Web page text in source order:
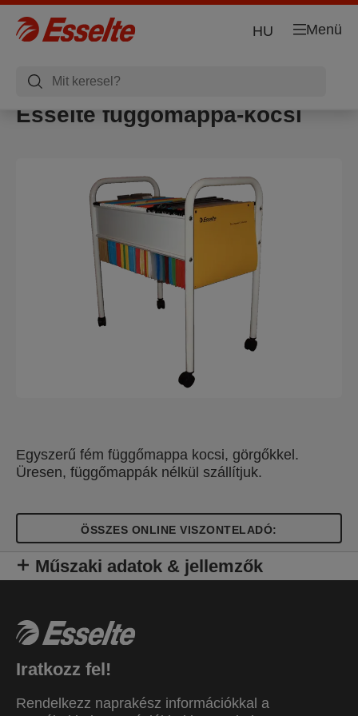
Menü
HU
Esselte függőmappa-kocsi
Egyszerű fém függőmappa kocsi, görgőkkel.
Üresen, függőmappák nélkül szállítjuk.
ÖSSZES ONLINE VISZONTELADÓ:
Műszaki adatok & jellemzők
Iratkozz fel!
Rendelkezz naprakész információkkal a